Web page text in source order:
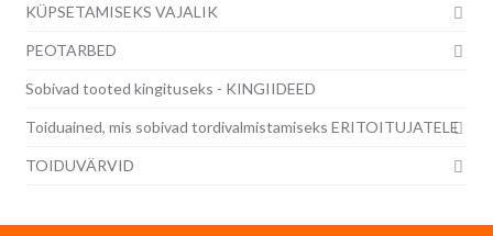
KÜPSETAMISEKS VAJALIK
PEOTARBED
Sobivad tooted kingituseks - KINGIIDEED
Toiduained, mis sobivad tordivalmistamiseks ERITOITUJATELE
TOIDUVÄRVID